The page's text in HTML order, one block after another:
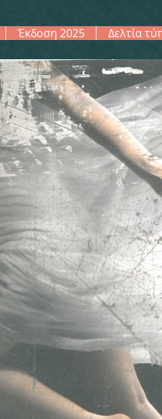
Έκδοση 2025 Δελτία